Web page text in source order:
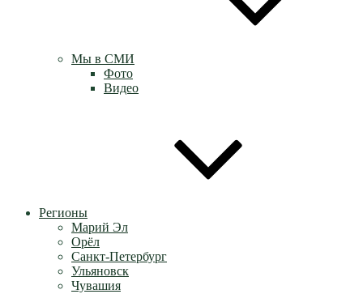
Мы в СМИ
Фото
Видео
Регионы
Марий Эл
Орёл
Санкт-Петербург
Ульяновск
Чувашия